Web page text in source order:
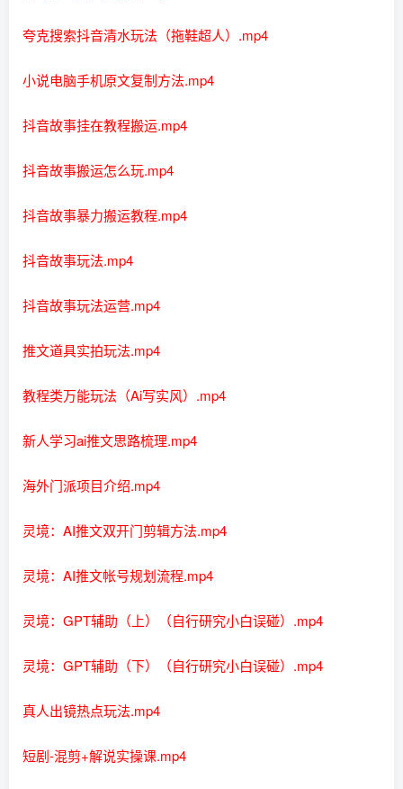
夸克搜索抖音清水玩法（拖鞋超人）.mp4
小说电脑手机原文复制方法.mp4
抖音故事挂在教程搬运.mp4
抖音故事搬运怎么玩.mp4
抖音故事暴力搬运教程.mp4
抖音故事玩法.mp4
抖音故事玩法运营.mp4
推文道具实拍玩法.mp4
教程类万能玩法（Ai写实风）.mp4
新人学习ai推文思路梳理.mp4
海外门派项目介绍.mp4
灵境：AI推文双开门剪辑方法.mp4
灵境：AI推文帐号规划流程.mp4
灵境：GPT辅助（上）（自行研究小白误碰）.mp4
灵境：GPT辅助（下）（自行研究小白误碰）.mp4
真人出镜热点玩法.mp4
短剧-混剪+解说实操课.mp4